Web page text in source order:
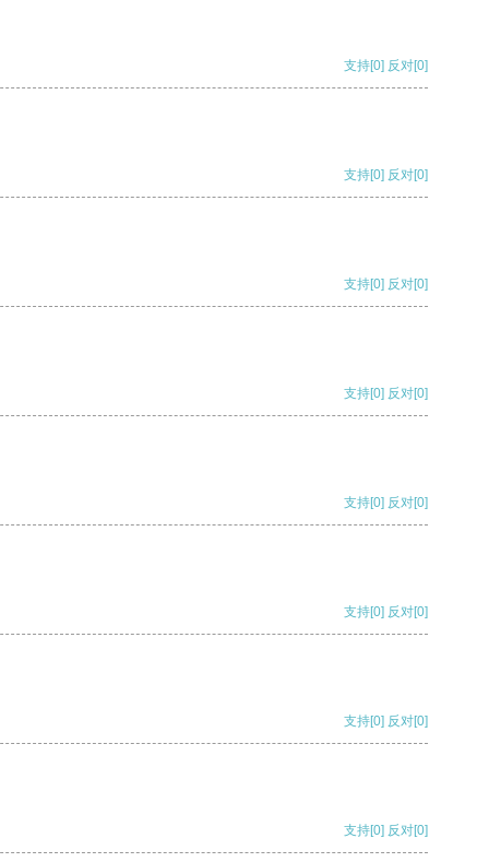
支持[0] 反对[0]
支持[0] 反对[0]
支持[0] 反对[0]
支持[0] 反对[0]
支持[0] 反对[0]
支持[0] 反对[0]
支持[0] 反对[0]
支持[0] 反对[0]